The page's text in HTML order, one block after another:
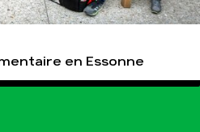
en Essonne